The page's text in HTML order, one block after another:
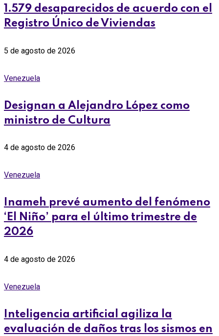
1.579 desaparecidos de acuerdo con el
Registro Único de Viviendas
5 de agosto de 2026
Venezuela
Designan a Alejandro López como
ministro de Cultura
4 de agosto de 2026
Venezuela
Inameh prevé aumento del fenómeno
‘El Niño’ para el último trimestre de
2026
4 de agosto de 2026
Venezuela
Inteligencia artificial agiliza la
evaluación de daños tras los sismos en